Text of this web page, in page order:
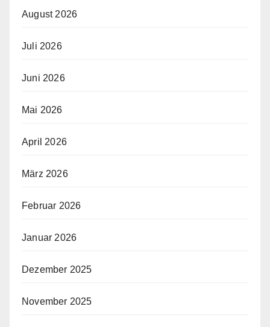
August 2026
Juli 2026
Juni 2026
Mai 2026
April 2026
März 2026
Februar 2026
Januar 2026
Dezember 2025
November 2025